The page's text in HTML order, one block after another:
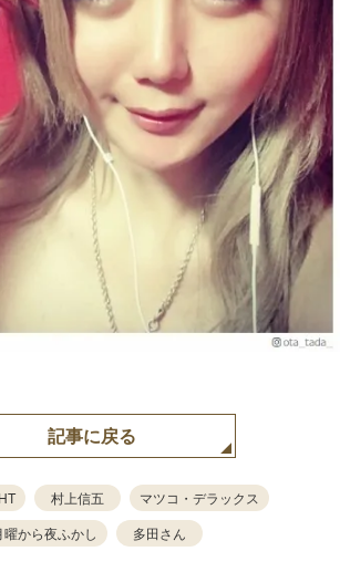
記事に戻る
村上信五
マツコ・デラックス
曜から夜ふかし
多田さん